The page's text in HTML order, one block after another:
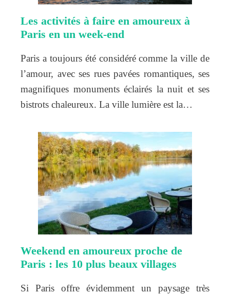
Les activités à faire en amoureux à
Paris en un week-end
Paris a toujours été considéré comme la ville de
l’amour, avec ses rues pavées romantiques, ses
magnifiques monuments éclairés la nuit et ses
bistrots chaleureux. La ville lumière est la…
Weekend en amoureux proche de
Paris : les 10 plus beaux villages
Si Paris offre évidemment un paysage très